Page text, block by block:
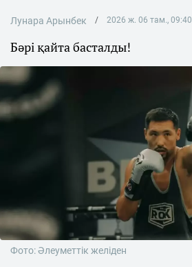
Лунара Арынбек 2026 ж. 06 там., 09:40
Бәрі қайта басталды!
Фото: Әлеуметтік желіден